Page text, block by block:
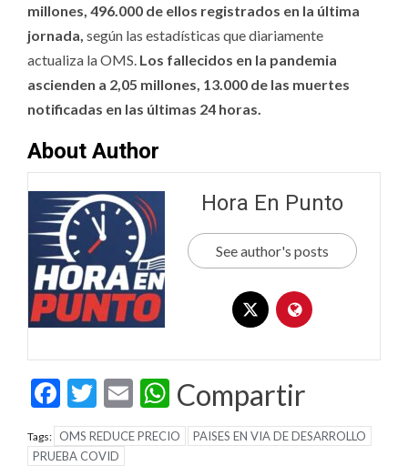
millones, 496.000 de ellos registrados en la última
jornada, según las estadísticas que diariamente
actualiza la OMS. Los fallecidos en la pandemia
ascienden a 2,05 millones, 13.000 de las muertes
notificadas en las últimas 24 horas.
About Author
Hora En Punto
See author's posts
Facebook
Twitter
EmailWhatsApp
Compartir
Tags: OMS REDUCE PRECIO
PAISES EN VIA DE DESARROLLO
PRUEBA COVID